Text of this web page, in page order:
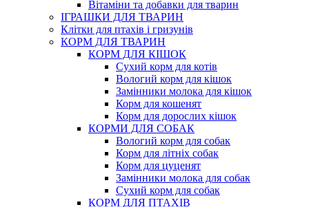
Вітаміни та добавки для тварин
ІГРАШКИ ДЛЯ ТВАРИН
Клітки для птахів і гризунів
КОРМ ДЛЯ ТВАРИН
КОРМ ДЛЯ КІШОК
Сухий корм для котів
Вологий корм для кішок
Замінники молока для кішок
Корм для кошенят
Корм для дорослих кішок
КОРМИ ДЛЯ СОБАК
Вологий корм для собак
Корм для літніх собак
Корм для цуценят
Замінники молока для собак
Сухий корм для собак
КОРМ ДЛЯ ПТАХІВ